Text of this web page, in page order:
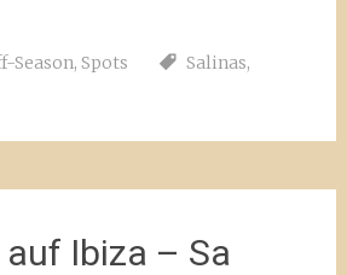
Season, Spots Salinas,
Ibiza – Sa